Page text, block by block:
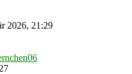
2026, 21:29